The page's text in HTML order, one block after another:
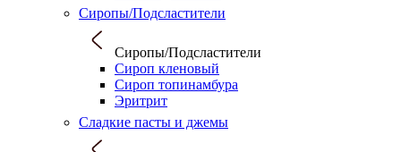
Сиропы/Подсластители
Сиропы/Подсластители
Сироп кленовый
Сироп топинамбура
Эритрит
Сладкие пасты и джемы